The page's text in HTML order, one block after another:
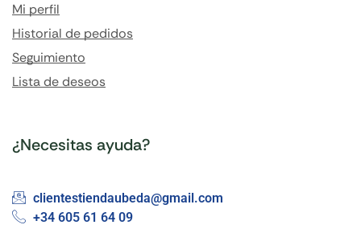
Mi perfil
Historial de pedidos
Seguimiento
Lista de deseos
¿Necesitas ayuda?
clientestiendaubeda@gmail.com
+34 605 61 64 09